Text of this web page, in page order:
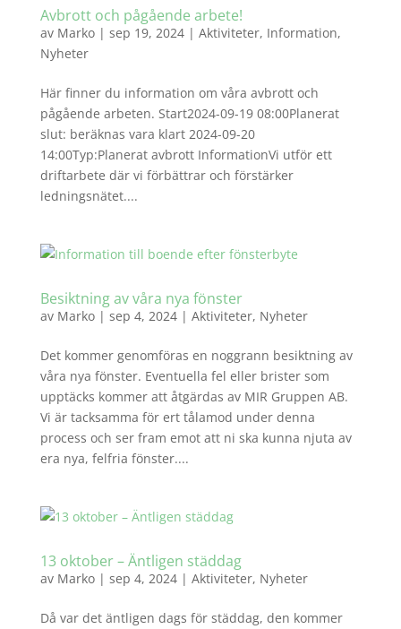
Avbrott och pågående arbete!
av Marko| sep 19, 2024| Aktiviteter, Information,
Nyheter
Här finner du information om våra avbrott och
pågående arbeten. Start2024-09-19 08:00Planerat
slut: beräknas vara klart 2024-09-20
14:00Typ:Planerat avbrott InformationVi utför ett
driftarbete där vi förbättrar och förstärker
ledningsnätet....
Besiktning av våra nya fönster
av Marko| sep 4, 2024| Aktiviteter, Nyheter
Det kommer genomföras en noggrann besiktning av
våra nya fönster. Eventuella fel eller brister som
upptäcks kommer att åtgärdas av MIR Gruppen AB.
Vi är tacksamma för ert tålamod under denna
process och ser fram emot att ni ska kunna njuta av
era nya, felfria fönster....
13 oktober – Äntligen städdag
av Marko| sep 4, 2024| Aktiviteter, Nyheter
Då var det äntligen dags för städdag, den kommer